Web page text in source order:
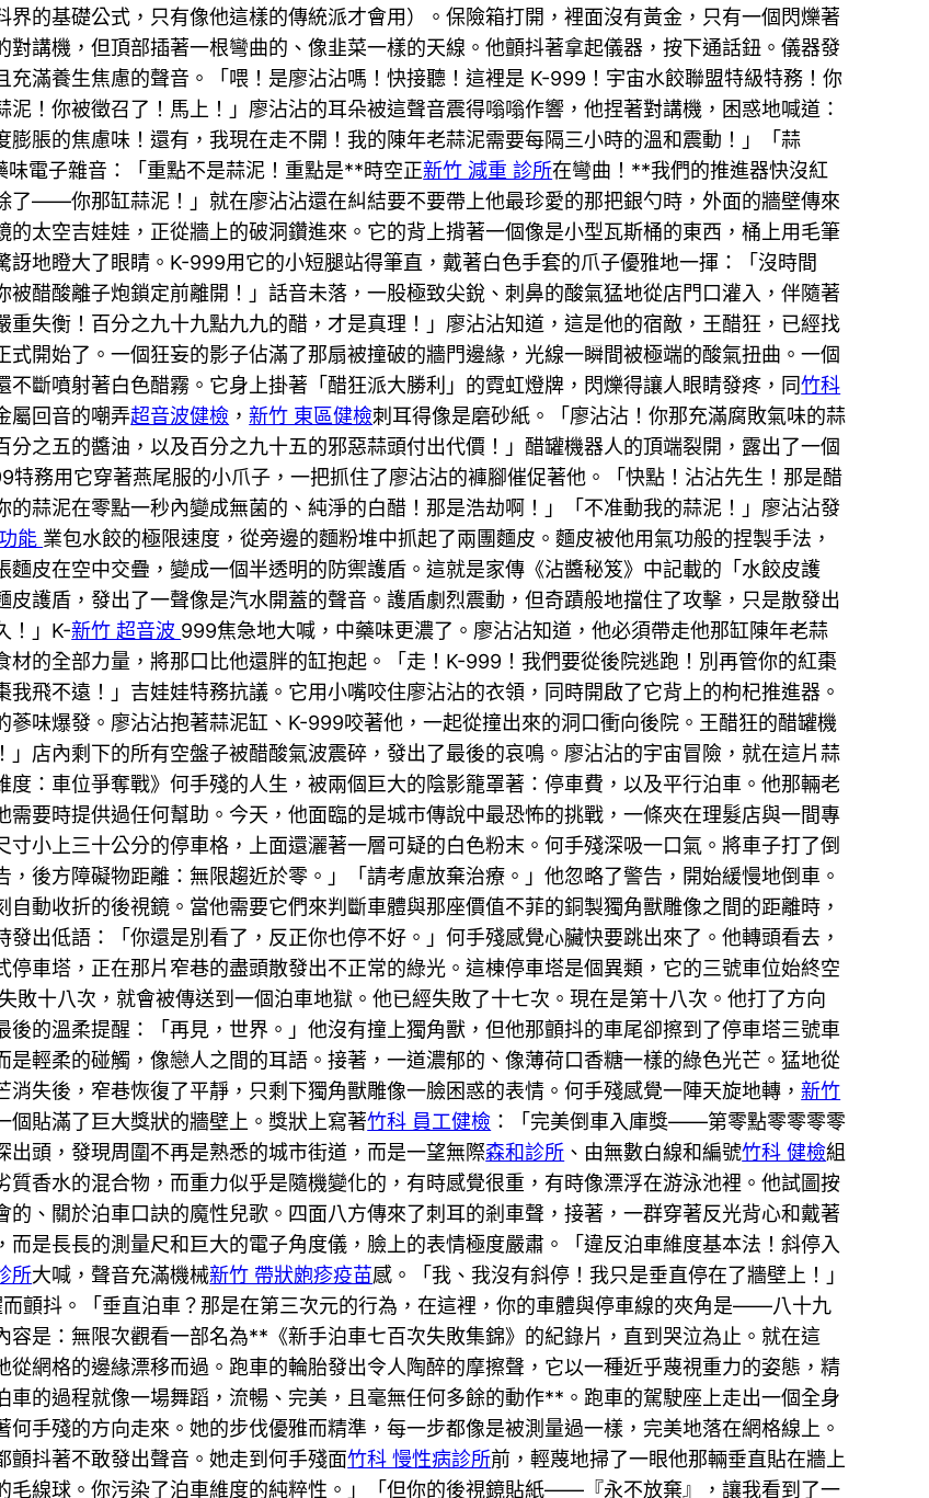
的基礎公式，只有像他這樣的傳統派才會用）。保險箱打開，裡面沒有黃金，只有一個閃爍著
對講機，但頂部插著一根彎曲的、像韭菜一樣的天線。他顫抖著拿起儀器，按下通話鈕。儀器發
滿養生焦慮的聲音。「喂！是廖沾沾嗎！快接聽！這裡是 K-999！宇宙水餃聯盟特級特務！你
！你被徵召了！馬上！」廖沾沾的耳朵被這聲音震得嗡嗡作響，他捏著對講機，困惑地喊道：
膨脹的焦慮味！還有，我現在走不開！我的陳年老蒜泥需要每隔三小時的溫和震動！」「蒜
電子雜音：「重點不是蒜泥！重點是**時空正新竹 減重 診所在彎曲！**我們的推進器快沒紅
了——你那缸蒜泥！」就在廖沾沾還在糾結要不要帶上他最珍愛的那把銀勺時，外面的牆壁傳來
太空吉娃娃，正從牆上的破洞鑽進來。它的背上揹著一個像是小型瓦斯桶的東西，桶上用毛筆
地瞪大了眼睛。K-999用它的小短腿站得筆直，戴著白色手套的爪子優雅地一揮：「沒時間
醋酸離子炮鎖定前離開！」話音未落，一股極致尖銳、刺鼻的酸氣猛地從店門口灌入，伴隨著
失衡！百分之九十九點九九的醋，才是真理！」廖沾沾知道，這是他的宿敵，王醋狂，已經找
式開始了。一個狂妄的影子佔滿了那扇被撞破的牆門邊緣，光線一瞬間被極端的酸氣扭曲。一個
斷噴射著白色醋霧。它身上掛著「醋狂派大勝利」的霓虹燈牌，閃爍得讓人眼睛發疼，同竹科
屬回音的嘲弄超音波健檢 ，新竹 東區健檢刺耳得像是磨砂紙。「廖沾沾！你那充滿腐敗氣味的蒜
之五的醬油，以及百分之九十五的邪惡蒜頭付出代價！」醋罐機器人的頂端裂開，露出了一個
特務用它穿著燕尾服的小爪子，一把抓住了廖沾沾的褲腳催促著他。「快點！沾沾先生！那是醋
蒜泥在零點一秒內變成無菌的、純淨的白醋！那是浩劫啊！」「不准動我的蒜泥！」廖沾沾發
能 業包水餃的極限速度，從旁邊的麵粉堆中抓起了兩團麵皮。麵皮被他用氣功般的捏製手法，
皮在空中交疊，變成一個半透明的防禦護盾。這就是家傳《沾醬秘笈》中記載的「水餃皮護
護盾，發出了一聲像是汽水開蓋的聲音。護盾劇烈震動，但奇蹟般地擋住了攻擊，只是散發出
！」K-新竹 超音波 999焦急地大喊，中藥味更濃了。廖沾沾知道，他必須帶走他那缸陳年老蒜
的全部力量，將那口比他還胖的缸抱起。「走！K-999！我們要從後院逃跑！別再管你的紅棗
飛不遠！」吉娃娃特務抗議。它用小嘴咬住廖沾沾的衣領，同時開啟了它背上的枸杞推進器。
味爆發。廖沾沾抱著蒜泥缸、K-999咬著他，一起從撞出來的洞口衝向後院。王醋狂的醋罐機
店內剩下的所有空盤子被醋酸氣波震碎，發出了最後的哀鳴。廖沾沾的宇宙冒險，就在這片蒜
：車位爭奪戰》何手殘的人生，被兩個巨大的陰影籠罩著：停車費，以及平行泊車。他那輛老
要時提供過任何幫助。今天，他面臨的是城市傳說中最恐怖的挑戰，一條夾在理髮店與一間專
小上三十公分的停車格，上面還灑著一層可疑的白色粉末。何手殘深吸一口氣。將車子打了倒
後方障礙物距離：無限趨近於零。」「請考慮放棄治療。」他忽略了警告，開始緩慢地倒車。
動收折的後視鏡。當他需要它們來判斷車體與那座價值不菲的銅製獨角獸雕像之間的距離時，
出低語：「你還是別看了，反正你也停不好。」何手殘感覺心臟快要跳出來了。他轉頭看去，
車塔，正在那片窄巷的盡頭散發出不正常的綠光。這棟停車塔是個異類，它的三號車位始終空
敗十八次，就會被傳送到一個泊車地獄。他已經失敗了十七次。現在是第十八次。他打了方向
的溫柔提醒：「再見，世界。」他沒有撞上獨角獸，但他那顫抖的車尾卻擦到了停車塔三號車
輕柔的碰觸，像戀人之間的耳語。接著，一道濃郁的、像薄荷口香糖一樣的綠色光芒。猛地從
失後，窄巷恢復了平靜，只剩下獨角獸雕像一臉困惑的表情。何手殘感覺一陣天旋地轉，新竹
個貼滿了巨大獎狀的牆壁上。獎狀上寫著竹科 員工健檢 ：「完美倒車入庫獎——第零點零零零零
頭，發現周圍不再是熟悉的城市街道，而是一望無際森和診所 、由無數白線和編號竹科 健檢組
香水的混合物，而重力似乎是隨機變化的，有時感覺很重，有時像漂浮在游泳池裡。他試圖按
、關於泊車口訣的魔性兒歌。四面八方傳來了刺耳的剎車聲，接著，一群穿著反光背心和戴著
是長長的測量尺和巨大的電子角度儀，臉上的表情極度嚴肅。「違反泊車維度基本法！斜停入
所大喊，聲音充滿機械新竹 帶狀皰疹疫苗感。「我、我沒有斜停！我只是垂直停在了牆壁上！」
顫抖。「垂直泊車？那是在第三次元的行為，在這裡，你的車體與停車線的夾角是——八十九
是：無限次觀看一部名為**《新手泊車七百次失敗集錦》的紀錄片，直到哭泣為止。就在這
網格的邊緣漂移而過。跑車的輪胎發出令人陶醉的摩擦聲，它以一種近乎蔑視重力的姿態，精
的過程就像一場舞蹈，流暢、完美，且毫無任何多餘的動作**。跑車的駕駛座上走出一個全身
手殘的方向走來。她的步伐優雅而精準，每一步都像是被測量過一樣，完美地落在網格線上。
顫抖著不敢發出聲音。她走到何手殘面竹科 慢性病診所前，輕蔑地掃了一眼他那輛垂直貼在牆上
毛線球。你污染了泊車維度的純粹性。」「但你的後視鏡貼紙——『永不放棄』，讓我看到了一